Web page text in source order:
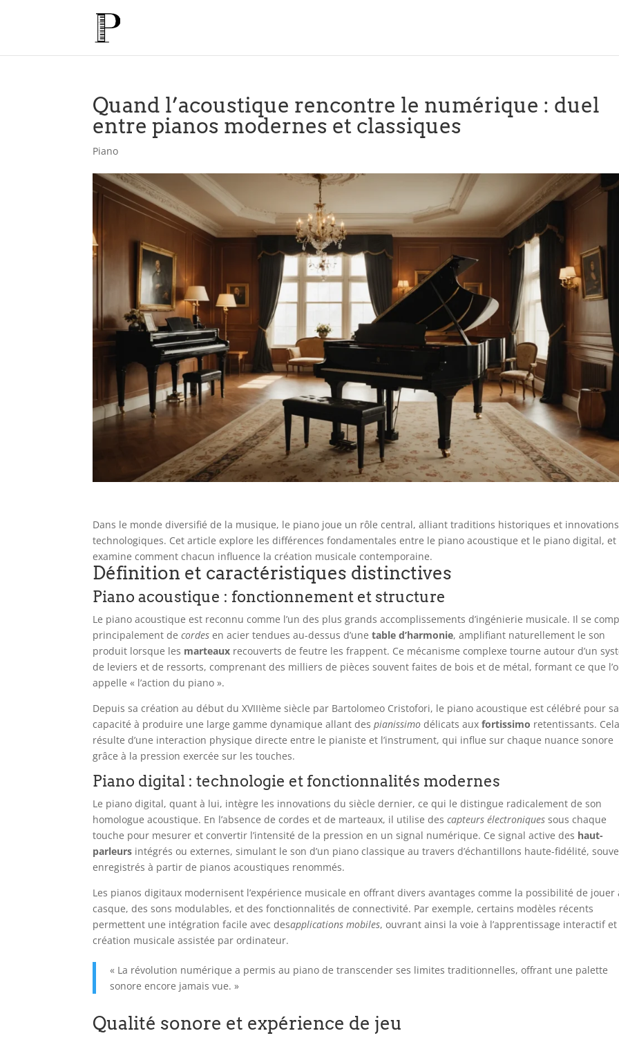
Quand l’acoustique rencontre le numérique : duel
entre pianos modernes et classiques
Piano
Dans le monde diversifié de la musique, le piano joue un rôle central, alliant traditions historiques et innovations
technologiques. Cet article explore les différences fondamentales entre le piano acoustique et le piano digital, et
examine comment chacun influence la création musicale contemporaine.
Définition et caractéristiques distinctives
Piano acoustique : fonctionnement et structure
Le piano acoustique est reconnu comme l’un des plus grands accomplissements d’ingénierie musicale. Il se
principalement decordes en acier tendues au-dessus d’unetable d’harmonie, amplifiant naturellement le son
produit lorsque les marteaux recouverts de feutre les frappent. Ce mécanisme complexe tourne autour d’un
de leviers et de ressorts, comprenant des milliers de pièces souvent faites de bois et de métal, formant ce que
appelle « l’action du piano ».
Depuis sa création au début du XVIIIème siècle par Bartolomeo Cristofori, le piano acoustique est célébré pour sa
capacité à produire une large gamme dynamique allant despianissimo délicats auxfortissimo retentissants. Cela
résulte d’une interaction physique directe entre le pianiste et l’instrument, qui influe sur chaque nuance sonore
grâce à la pression exercée sur les touches.
Piano digital : technologie et fonctionnalités modernes
Le piano digital, quant à lui, intègre les innovations du siècle dernier, ce qui le distingue radicalement de son
homologue acoustique. En l’absence de cordes et de marteaux, il utilise descapteurs électroniques sous chaque
touche pour mesurer et convertir l’intensité de la pression en un signal numérique. Ce signal active des haut-
parleurs intégrés ou externes, simulant le son d’un piano classique au travers d’échantillons haute-fidélité,
enregistrés à partir de pianos acoustiques renommés.
Les pianos digitaux modernisent l’expérience musicale en offrant divers avantages comme la possibilité de jouer
casque, des sons modulables, et des fonctionnalités de connectivité. Par exemple, certains modèles récents
permettent une intégration facile avec desapplications mobiles, ouvrant ainsi la voie à l’apprentissage interactif et
création musicale assistée par ordinateur.
« La révolution numérique a permis au piano de transcender ses limites traditionnelles, offrant une palette
sonore encore jamais vue. »
Qualité sonore et expérience de jeu